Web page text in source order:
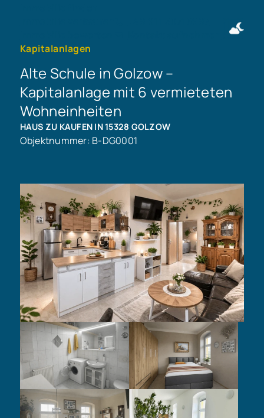
Kapitalanlagen
Alte Schule in Golzow –
Kapitalanlage mit 6 vermieteten
Wohneinheiten
HAUS ZU KAUFEN IN 15328 GOLZOW
Objektnummer: B-DG0001